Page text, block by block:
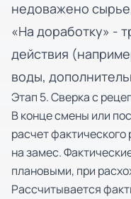
недоважено
«На доработку» -
действия
воды,
Этап 5. Сверка с
В конце смены или
расчет фактического
на замес.
плановыми, при
Рассчитывается